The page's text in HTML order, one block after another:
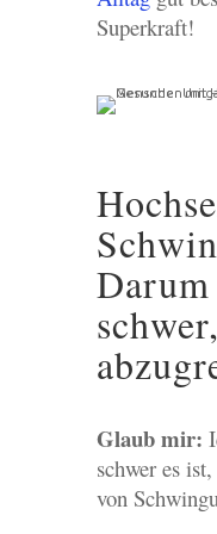
Superkraft!
Glaub mir:
schwer es
von